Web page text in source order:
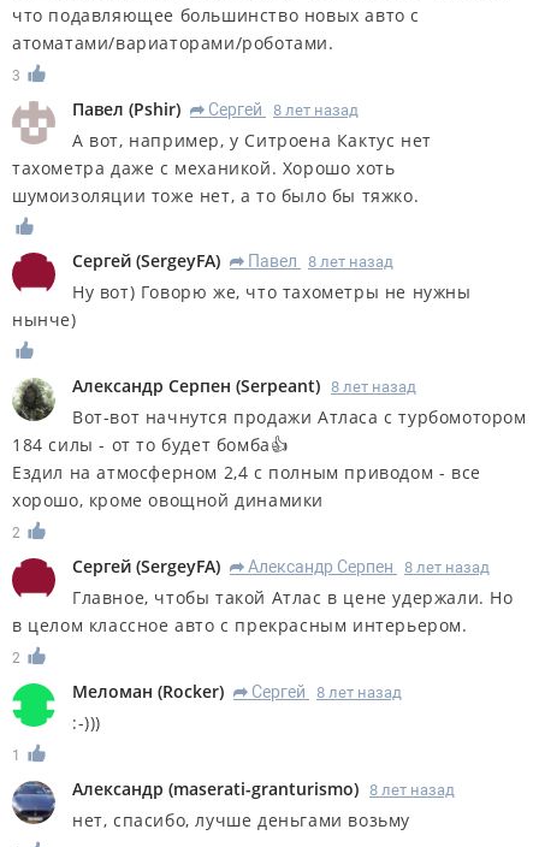
что подавляющее большинство новых авто с
атоматами/вариаторами/роботами.
3
Павел (Pshir) R Сергей 8 лет назад
А вот, например, у Ситроена Кактус нет
тахометра даже с механикой. Хорошо хоть
шумоизоляции тоже нет, а то было бы тяжко.
Сергей (SergeyFA) R Павел 8 лет назад
Ну вот) Говорю же, что тахометры не нужны
нынче)
Александр Серпен (Serpeant) 8 лет назад
Вот-вот начнутся продажи Атласа с турбомотором
184 силы - от то будет бомба👍
Ездил на атмосферном 2,4 с полным приводом - все
хорошо, кроме овощной динамики
2
Сергей (SergeyFA) R Александр Серпен 8 лет назад
Главное, чтобы такой Атлас в цене удержали. Но
в целом классное авто с прекрасным интерьером.
2
Меломан (Rocker) R Сергей 8 лет назад
:-)))
1
Александр (maserati-granturismo) 8 лет назад
нет, спасибо, лучше деньгами возьму